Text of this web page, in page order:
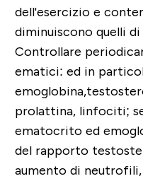
dell'esercizio e
diminuiscono quelli
Controllare
ematici: ed in
prolattina, linfociti;
ematocrito ed
del rapporto
aumento di